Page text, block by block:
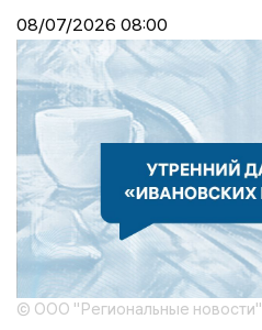
08/07/2026 08:00
© ООО "Региональные новости"